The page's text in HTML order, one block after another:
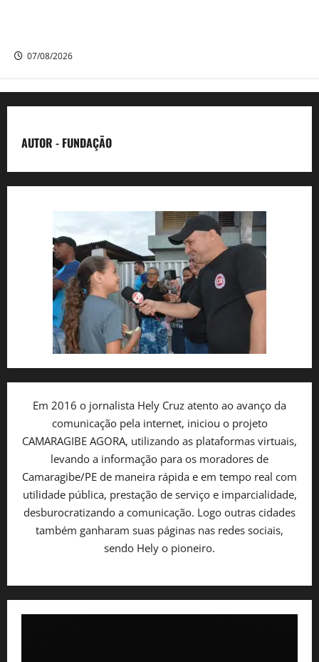
07/08/2026
AUTOR - FUNDAÇÃO
Em 2016 o jornalista Hely Cruz atento ao avanço da
comunicação pela internet, iniciou o projeto
CAMARAGIBE AGORA, utilizando as plataformas virtuais,
levando a informação para os moradores de
Camaragibe/PE de maneira rápida e em tempo real com
utilidade pública, prestação de serviço e imparcialidade,
desburocratizando a comunicação. Logo outras cidades
também ganharam suas páginas nas redes sociais,
sendo Hely o pioneiro.